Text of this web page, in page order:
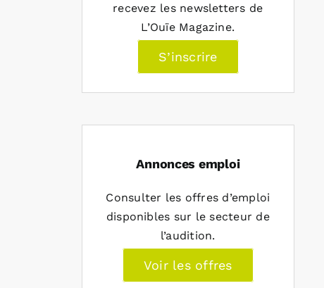
recevez les newsletters de
L’Ouïe Magazine.
S’inscrire
Annonces emploi
Consulter les offres d’emploi
disponibles sur le secteur de
l’audition.
Voir les offres